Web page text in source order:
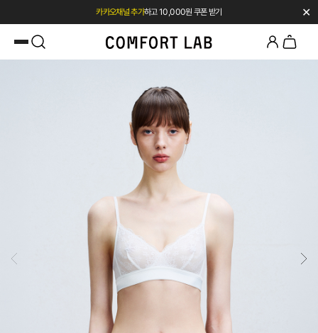
카카오채널 추가하고 10,000원 쿠폰 받기
첫 구매 전용 혜택 l 베스트셀러 50% OFF
✕